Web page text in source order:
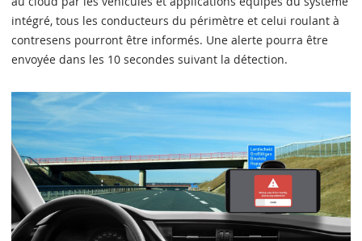
intégré, tous les conducteurs du périmètre et celui roulant à
contresens pourront être informés. Une alerte pourra être
envoyée dans les 10 secondes suivant la détection.